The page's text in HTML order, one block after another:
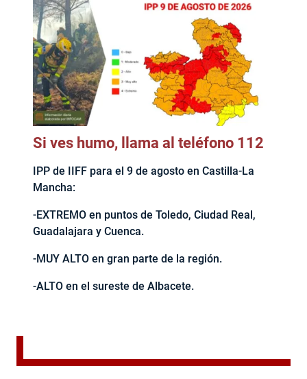
Si ves humo, llama al teléfono 112
IPP de IIFF para el 9 de agosto en Castilla-La
Mancha:
-EXTREMO en puntos de Toledo, Ciudad Real,
Guadalajara y Cuenca.
-MUY ALTO en gran parte de la región.
-ALTO en el sureste de Albacete.